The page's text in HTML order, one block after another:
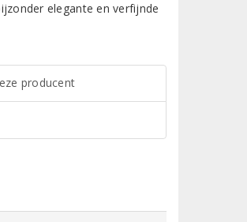
elegante en verfijnde
producent